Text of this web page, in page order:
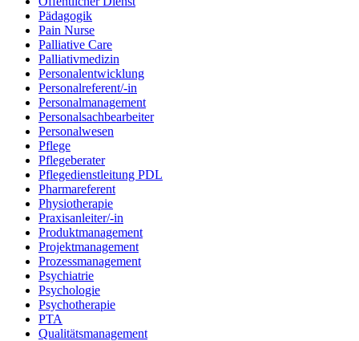
Pädagogik
Pain Nurse
Palliative Care
Palliativmedizin
Personalentwicklung
Personalreferent/-in
Personalmanagement
Personalsachbearbeiter
Personalwesen
Pflege
Pflegeberater
Pflegedienstleitung PDL
Pharmareferent
Physiotherapie
Praxisanleiter/-in
Produktmanagement
Projektmanagement
Prozessmanagement
Psychiatrie
Psychologie
Psychotherapie
PTA
Qualitätsmanagement